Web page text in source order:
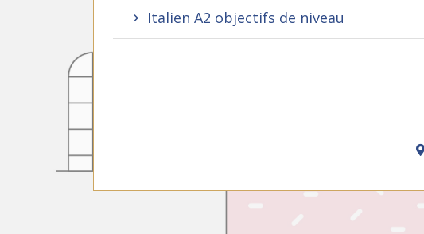
Italien A2 objectifs de niveau